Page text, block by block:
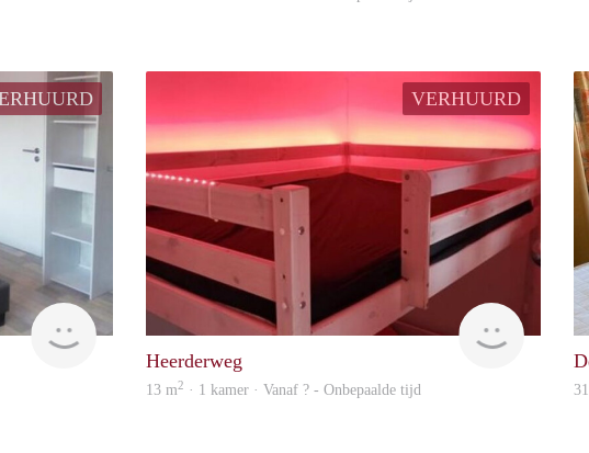
VERHUURD
Heerderweg
13 m2 · 1 kamer · Vanaf ? - Onbepaalde tijd